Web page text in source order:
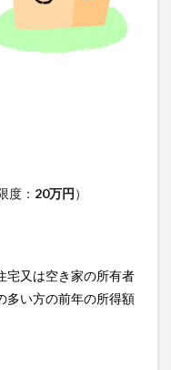
度： 20万円）
宅又は空き家の所有者
多い方の前年の所得額